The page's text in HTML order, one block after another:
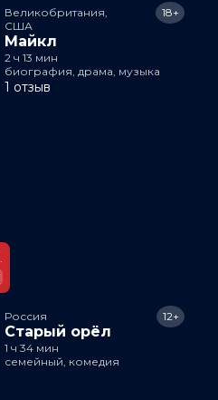
Великобритания,
США
Майкл
18+
2 ч 13 мин
биография, драма, музыка
1 отзыв
Россия
Старый орёл
12+
1 ч 34 мин
семейный, комедия